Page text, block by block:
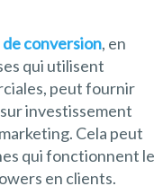
conversion, en
qui utilisent
peut fournir
investissement
Cela peut
qui fonctionnent le
en clients.